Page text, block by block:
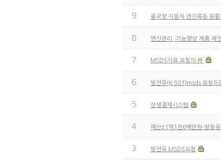
9 중국향 자동차 엔진류등 윤
8 엔진관리, 기능향상 제품 제
7 MSDS자료 요청의 件
6 방전유(K-501)msds 요청드
5 상생결제시스템
4 예산±1억1천6백만원-방청
3 방전유 MSDS요청